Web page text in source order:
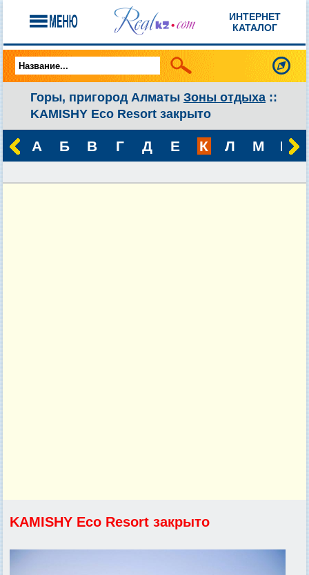
ИНТЕРНЕТ
КАТАЛОГ
Горы, пригород Алматы Зоны отдыха ::
KAMISHY Eco Resort закрыто
А Б В Г Д Е К Л М Н
KAMISHY Eco Resort закрыто